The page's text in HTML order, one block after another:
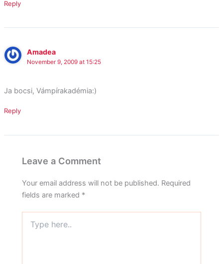
Reply
Amadea
November 9, 2009 at 15:25
Ja bocsi, Vámpírakadémia:)
Reply
Leave a Comment
Your email address will not be published. Required
fields are marked *
here..